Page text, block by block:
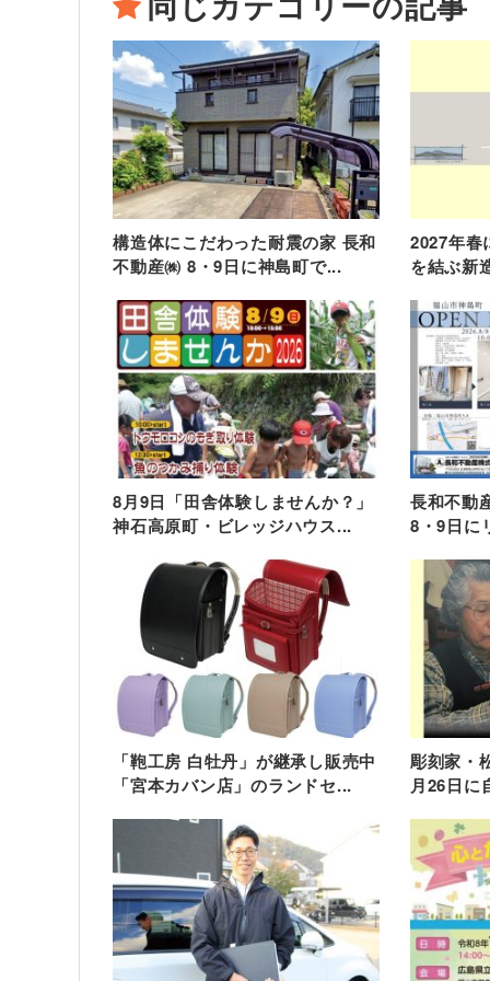
構造体にこだわった耐震の家 長和
不動産㈱ 8・9日に神島町で...
2027年春
を結ぶ新
8月9日「田舎体験しませんか？」
神石高原町・ビレッジハウス...
長和不動
8・9日に
「鞄工房 白牡丹」が継承し販売中
「宮本カバン店」のランドセ...
彫刻家・
月26日に